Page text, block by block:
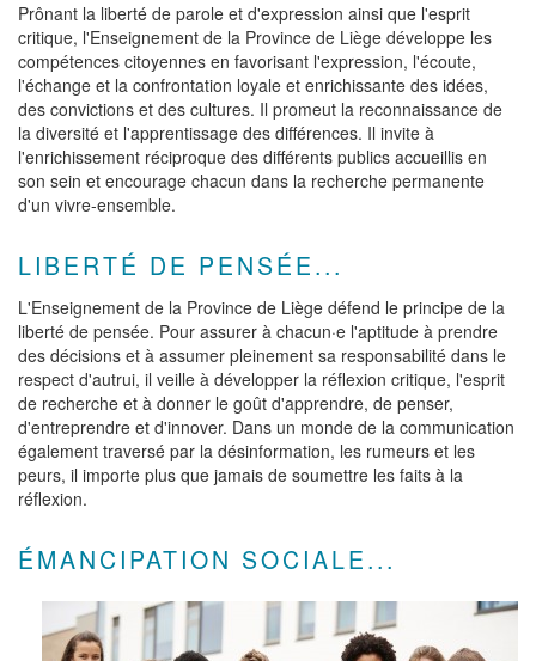
Prônant la liberté de parole et d'expression ainsi que l'esprit
critique, l'Enseignement de la Province de Liège développe les
compétences citoyennes en favorisant l'expression, l'écoute,
l'échange et la confrontation loyale et enrichissante des idées,
des convictions et des cultures. Il promeut la reconnaissance de
la diversité et l'apprentissage des différences. Il invite à
l'enrichissement réciproque des différents publics accueillis en
son sein et encourage chacun dans la recherche permanente
d'un vivre-ensemble.
LIBERTÉ DE PENSÉE...
L'Enseignement de la Province de Liège défend le principe de la
liberté de pensée. Pour assurer à chacun·e l'aptitude à prendre
des décisions et à assumer pleinement sa responsabilité dans le
respect d'autrui, il veille à développer la réflexion critique, l'esprit
de recherche et à donner le goût d'apprendre, de penser,
d'entreprendre et d'innover. Dans un monde de la communication
également traversé par la désinformation, les rumeurs et les
peurs, il importe plus que jamais de soumettre les faits à la
réflexion.
ÉMANCIPATION SOCIALE...